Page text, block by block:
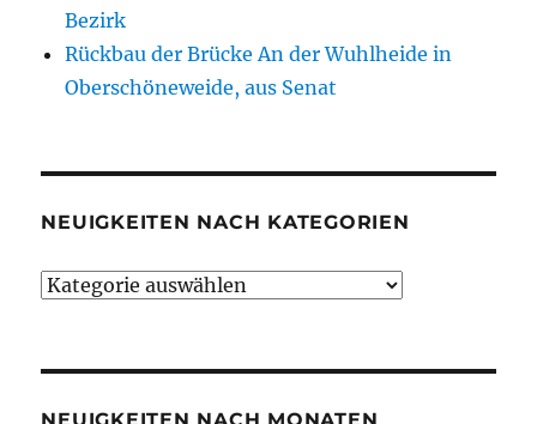
Bezirk
Rückbau der Brücke An der Wuhlheide in
Oberschöneweide, aus Senat
NEUIGKEITEN NACH KATEGORIEN
Neuigkeiten
NEUIGKEITEN NACH MONATEN